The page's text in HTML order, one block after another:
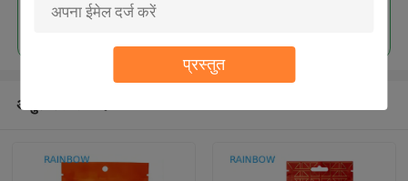
प्रस्तुत
अनुशंसित उत्पाद